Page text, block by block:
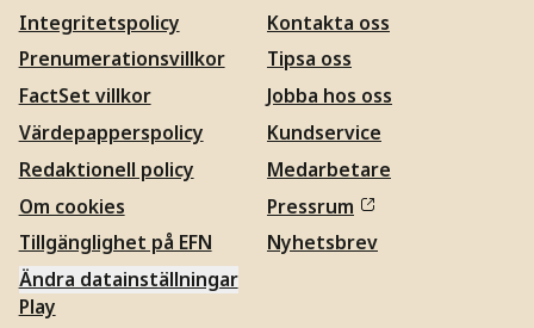
Integritetspolicy
Prenumerationsvillkor
FactSet villkor
Värdepapperspolicy
Redaktionell policy
Om cookies
Tillgänglighet på EFN
Ändra datainställningar
Kontakta oss
Tipsa oss
Jobba hos oss
Kundservice
Medarbetare
Pressrum
Nyhetsbrev
Play